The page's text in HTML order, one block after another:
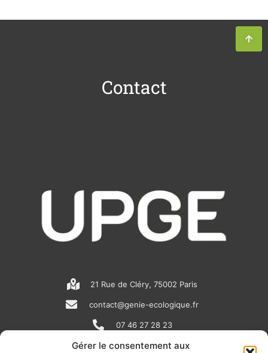
Gérer le consentement aux
Contact
21 Rue de Cléry, 75002 Paris
contact@genie-ecologique.fr
07 46 27 28 23